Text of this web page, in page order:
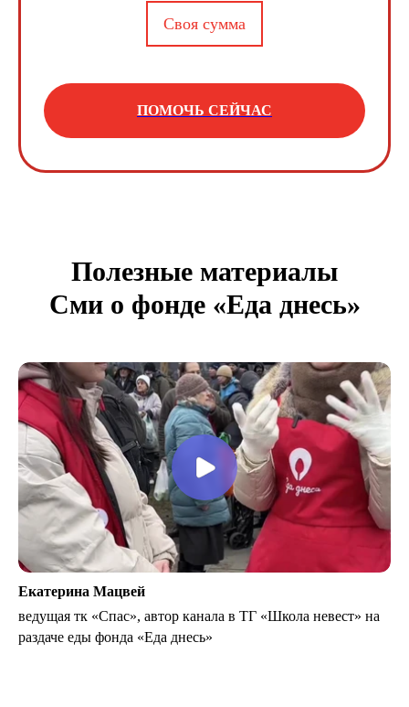
Своя сумма
ПОМОЧЬ СЕЙЧАС
Полезные материалы
Сми о фонде «Еда днесь»
Екатерина Мацвей
ведущая тк «Спас», автор канала в ТГ «Школа невест» на
раздаче еды фонда «Еда днесь»